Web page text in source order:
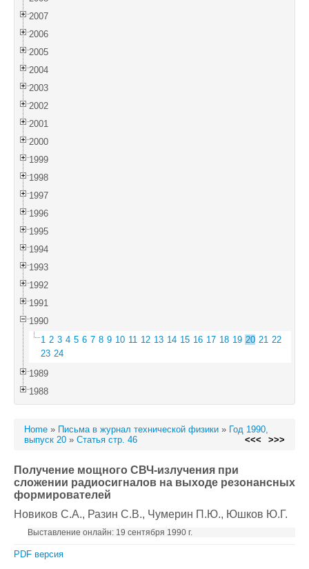
2007
2006
2005
2004
2003
2002
2001
2000
1999
1998
1997
1996
1995
1994
1993
1992
1991
1990
1 2 3 4 5 6 7 8 9 10 11 12 13 14 15 16 17 18 19 20 21 22
23 24
1989
1988
Home » Письма в журнал технической физики » Год 1990,
выпуск 20 » Статья стр. 46 <<< >>>
Получение мощного СВЧ-излучения при
сложении радиосигналов на выходе резонансных
формирователей
Новиков С.А., Разин С.В., Чумерин П.Ю., Юшков Ю.Г.
Выставление онлайн: 19 сентября 1990 г.
PDF версия